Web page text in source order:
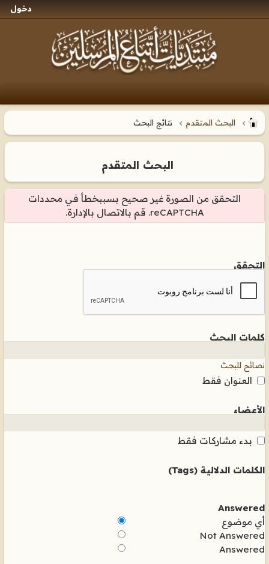
دخول
البحث المتقدم نتائج البحث
البحث المتقدم
التحقق من الصورة غير صحيح بسببخطأ في محددات
reCAPTCHA. قم بالاتصال بالإدارة.
التحقق
كلمات البحث
نصائح للبحث
العنوان فقط
الأعضاء
بدء مشاركات فقط
الكلمات الدلالية (Tags)
Answered
أي موضوع
Not Answered
Answered